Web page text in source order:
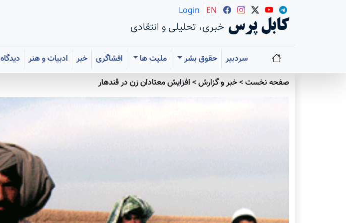
کابل پرس خبری، تحلیلی و انتقادی
Login EN
سردبیر حقوق بشر ملیت ها افشاگری خبر ادبیات و هنر دیدگاه
صفحه نخست>خبر و گزارش> افزایش معتادان زن در قندهار